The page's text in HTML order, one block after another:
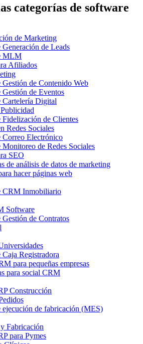
categorías de software
de Marketing
Generación de Leads
MLM
Afiliados
Gestión de Contenido Web
Gestión de Eventos
Cartelería Digital
Fidelización de Clientes
Redes Sociales
Correo Electrónico
Monitoreo de Redes Sociales
SEO
de análisis de datos de marketing
hacer páginas web
CRM Inmobiliario
Software
Gestión de Contratos
Caja Registradora
para pequeñas empresas
para social CRM
Construcción
ejecución de fabricación (MES)
Fabricación
para Pymes